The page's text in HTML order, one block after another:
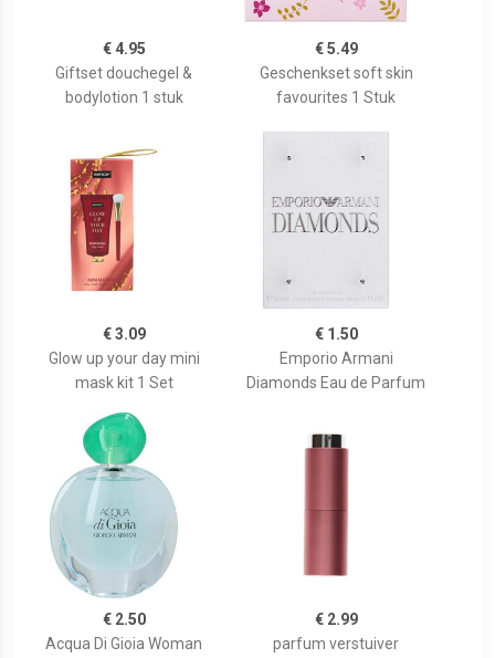
€ 4.95
Giftset douchegel &
bodylotion 1 stuk
€ 5.49
Geschenkset soft skin
favourites 1 Stuk
€ 3.09
Glow up your day mini
mask kit 1 Set
€ 1.50
Emporio Armani
Diamonds Eau de Parfum
€ 2.50
Acqua Di Gioia Woman
€ 2.99
parfum verstuiver